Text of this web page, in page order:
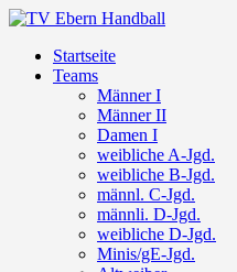
Startseite
Teams
Männer I
Männer II
Damen I
weibliche A-Jgd.
weibliche B-Jgd.
männl. C-Jgd.
männli. D-Jgd.
weibliche D-Jgd.
Minis/gE-Jgd.